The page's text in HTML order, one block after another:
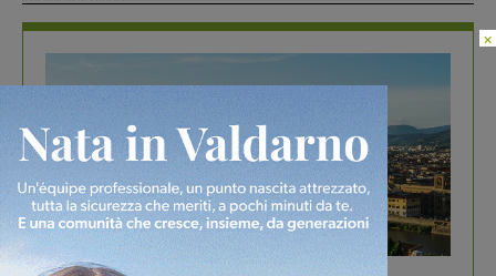
In vetrina 6 Agosto 2026
×